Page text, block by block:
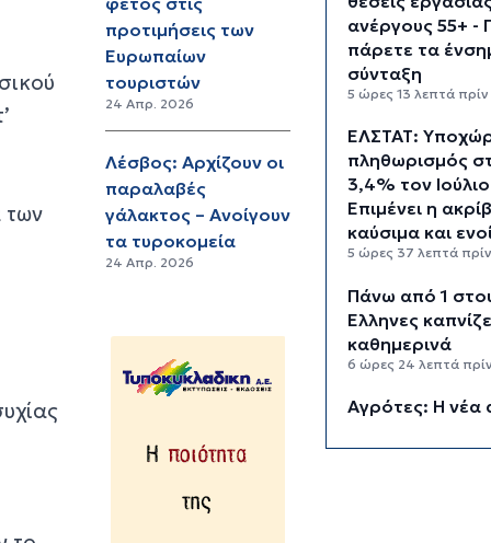
των
προτιμήσεις των
Ευρωπαίων
τουριστών
24 Απρ. 2026
Λέσβος: Αρχίζουν οι
παραλαβές
γάλακτος – Ανοίγουν
τα τυροκομεία
24 Απρ. 2026
ανέργους 55+ -
πάρετε τα
σύνταξη
5 ώρες 13 λεπτά πρίν
ΕΛΣΤΑΤ:
πληθωρισμός
3,4% τον
Επιμένει η
καύσιμα και
5 ώρες 37 λεπτά
Πάνω από 1
Έλληνες
καθημερινά
6 ώρες 24 λεπτά
Αγρότες: Η νέα
myAGRO, οι